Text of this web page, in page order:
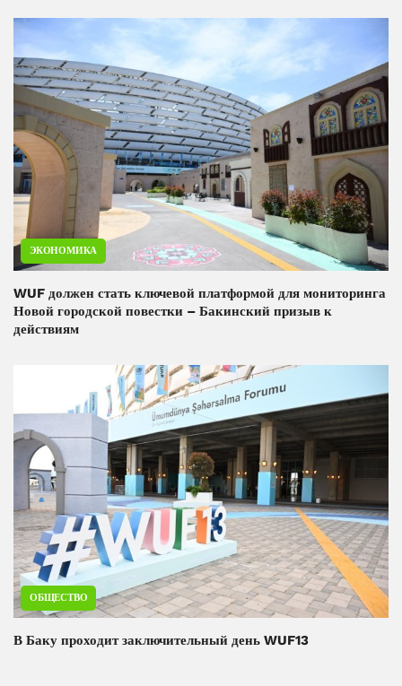
ЭКОНОМИКА
WUF должен стать ключевой платформой для мониторинга
Новой городской повестки – Бакинский призыв к
действиям
ОБЩЕСТВО
В Баку проходит заключительный день WUF13